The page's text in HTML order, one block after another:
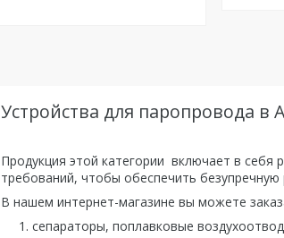
Устройства для паропровода в
Продукция этой категории включает в
требований, чтобы обеспечить
В нашем интернет-магазине вы можете
сепараторы, поплавковые